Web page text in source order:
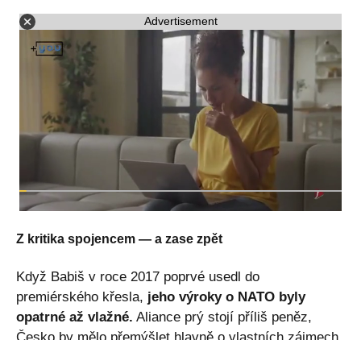
Advertisement
Z kritika spojencem — a zase zpět
Když Babiš v roce 2017 poprvé usedl do
premiérského křesla, jeho výroky o NATO byly
opatrné až vlažné. Aliance prý stojí příliš peněz,